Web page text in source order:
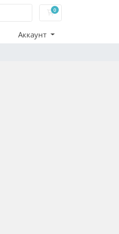
0Корзина
Аккаунт